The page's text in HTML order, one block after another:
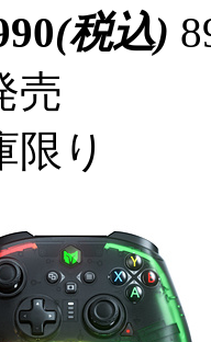
(税込)
売
限り